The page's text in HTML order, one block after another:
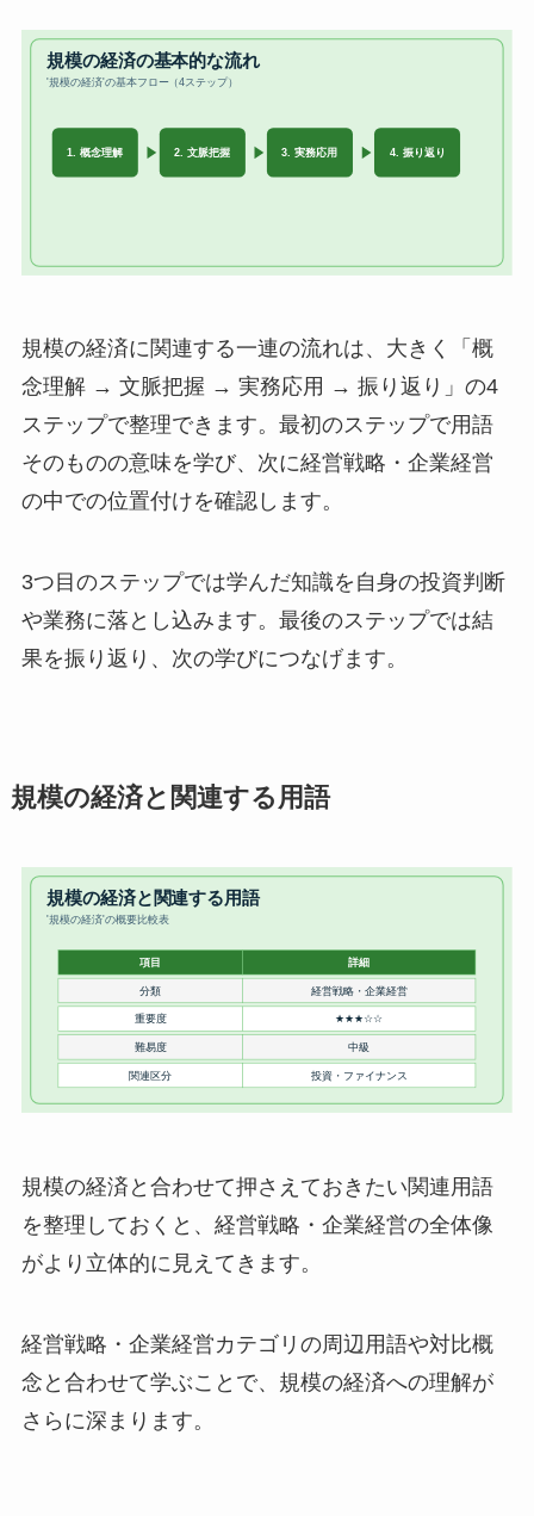
規模の経済に関連する一連の流れは、大きく「概
念理解 → 文脈把握 → 実務応用 → 振り返り」の4
ステップで整理できます。最初のステップで用語
そのものの意味を学び、次に経営戦略・企業経営
の中での位置付けを確認します。
3つ目のステップでは学んだ知識を自身の投資判断
や業務に落とし込みます。最後のステップでは結
果を振り返り、次の学びにつなげます。
規模の経済と関連する用語
規模の経済と合わせて押さえておきたい関連用語
を整理しておくと、経営戦略・企業経営の全体像
がより立体的に見えてきます。
経営戦略・企業経営カテゴリの周辺用語や対比概
念と合わせて学ぶことで、規模の経済への理解が
さらに深まります。